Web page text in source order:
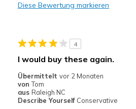
Travel
Sizing
Feels true to size
View On Shoes
Shoes are for
Diese Bewertung markieren
4
I would buy these again.
Übermittelt vor 2 Monaten
von Tom
aus Raleigh NC
Describe Yourself Conservative